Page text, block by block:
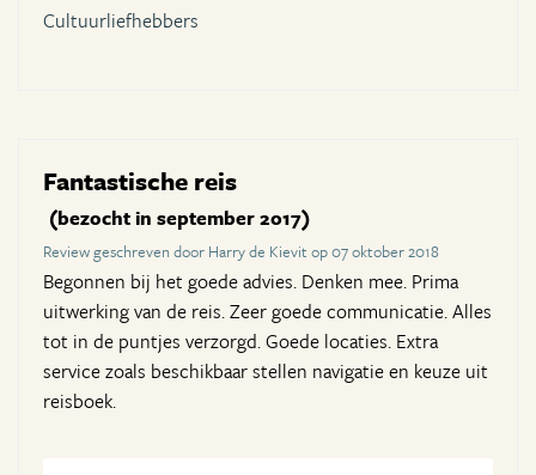
Cultuurliefhebbers
Fantastische reis
(bezocht in september 2017)
Review geschreven door Harry de Kievit op 07 oktober 2018
Begonnen bij het goede advies. Denken mee. Prima
uitwerking van de reis. Zeer goede communicatie. Alles
tot in de puntjes verzorgd. Goede locaties. Extra
service zoals beschikbaar stellen navigatie en keuze uit
reisboek.